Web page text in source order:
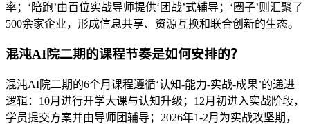
率；‘陪跑’由百位实战导师提供‘团战’式辅导；‘圈子’则汇聚了
500余家企业，形成信息共享、资源互换和联合创新的生态。
混沌AI院二期的课程节奏是如何安排的？
混沌AI院二期的6个月课程遵循‘认知-能力-实战-成果’的递进
逻辑：10月进行开学大课与认知升级；12月初进入实战阶段，
学员提交方案并由导师团辅导；2026年1-2月为实战攻坚期，